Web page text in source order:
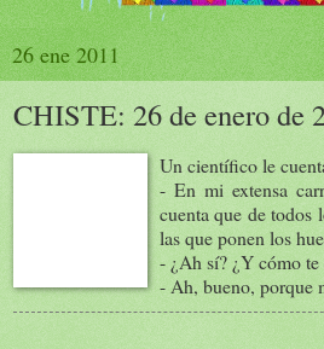
26 ene 2011
CHISTE: 26 de enero de
Un científico le
- En mi extensa
cuenta que de todos
las que ponen los
- ¿Ah sí? ¿Y cómo te
- Ah, bueno, porque